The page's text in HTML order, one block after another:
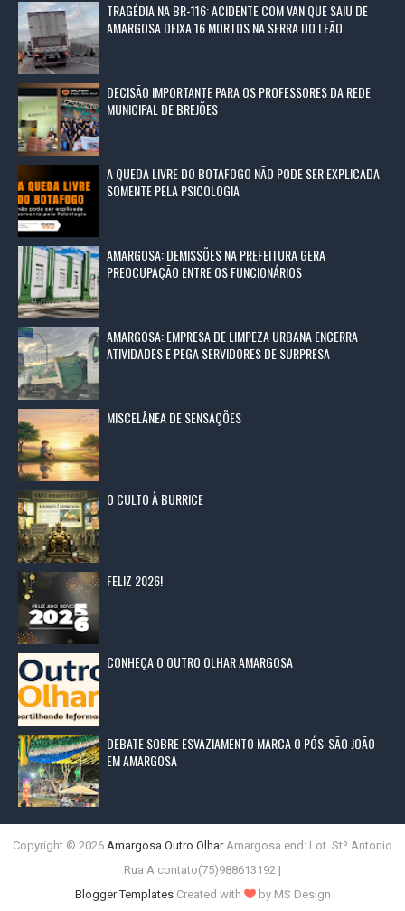
TRAGÉDIA NA BR-116: ACIDENTE COM VAN QUE SAIU DE
AMARGOSA DEIXA 16 MORTOS NA SERRA DO LEÃO
DECISÃO IMPORTANTE PARA OS PROFESSORES DA REDE
MUNICIPAL DE BREJÕES
A QUEDA LIVRE DO BOTAFOGO NÃO PODE SER EXPLICADA
SOMENTE PELA PSICOLOGIA
AMARGOSA: DEMISSÕES NA PREFEITURA GERA
PREOCUPAÇÃO ENTRE OS FUNCIONÁRIOS
AMARGOSA: EMPRESA DE LIMPEZA URBANA ENCERRA
ATIVIDADES E PEGA SERVIDORES DE SURPRESA
MISCELÂNEA DE SENSAÇÕES
O CULTO À BURRICE
FELIZ 2026!
CONHEÇA O OUTRO OLHAR AMARGOSA
DEBATE SOBRE ESVAZIAMENTO MARCA O PÓS-SÃO JOÃO
EM AMARGOSA
Copyright © 2026 Amargosa Outro Olhar Amargosa end: Lot. Stº Antonio
Rua A contato(75)988613192 |
Blogger TemplatesCreated with by MS Design